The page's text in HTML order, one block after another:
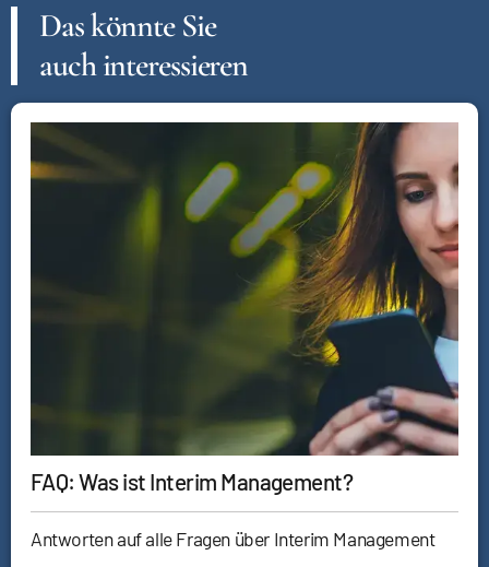
Das könnte Sie
auch interessieren
FAQ: Was ist Interim Management?
Antworten auf alle Fragen über Interim Management